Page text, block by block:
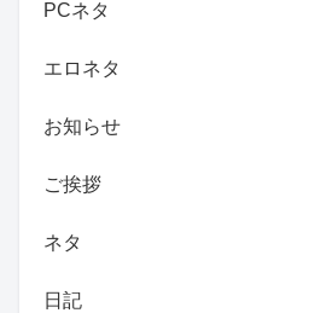
PCネタ
エロネタ
お知らせ
ご挨拶
ネタ
日記